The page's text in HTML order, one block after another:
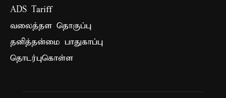
ADS Tariff
வலைத்தள தொகுப்பு
தனித்தன்மை பாதுகாப்பு
தொடர்புகொள்ள